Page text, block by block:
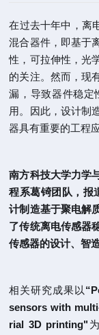
在过去十年中，离
混合器件，即基于
性，可拉伸性，光
的关注。然而，现
漏，导致器件稳定
用。因此，设计制
器具有重要的工程
南方科技大学力学
程系葛锜团队，报
计制造基于聚电解
了传统离电传感器
传感器的设计、智
相关研究成果以
sensors with
rial 3D printing"